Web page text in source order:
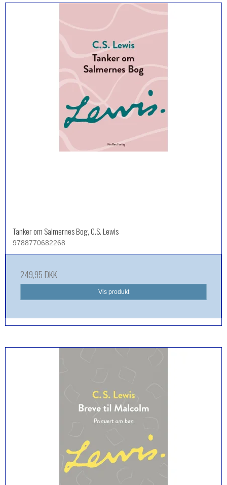
Tanker om Salmernes Bog, C.S. Lewis
9788770682268
249,95 DKK
Vis produkt